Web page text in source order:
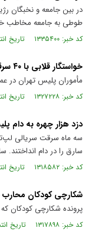
در بین جامعه و نخبگان
طوطی به جامعه مخاطب
کد خبر: ۱۳۳۵۴۰۰ تاریخ انتشار : ۱۴۰۴/۰۹/۲۸
خواستگار قلابی با ۴۰ سرقت موبایل لو ر فت
مأموران پلیس تهران در
کد خبر: ۱۳۲۷۲۲۸ تاریخ انتشار : ۱۴۰۴/۰۸/۱۳
دزد هزار چهره به دام
سه ماه سرقت سریالی
سارق را در دام انداختند. سارق
کد خبر: ۱۳۱۸۵۸۲ تاریخ انتشار : ۱۴۰۴/۰۶/۲۸
شکارچی کودکان
پرونده شکارچی کودکان که به اتهام تعرض به ۳۶ کودک در بازداشت به سر می‌برد،
کد خبر: ۱۳۱۷۸۹۸ تاریخ انتشار : ۱۴۰۴/۰۶/۲۴